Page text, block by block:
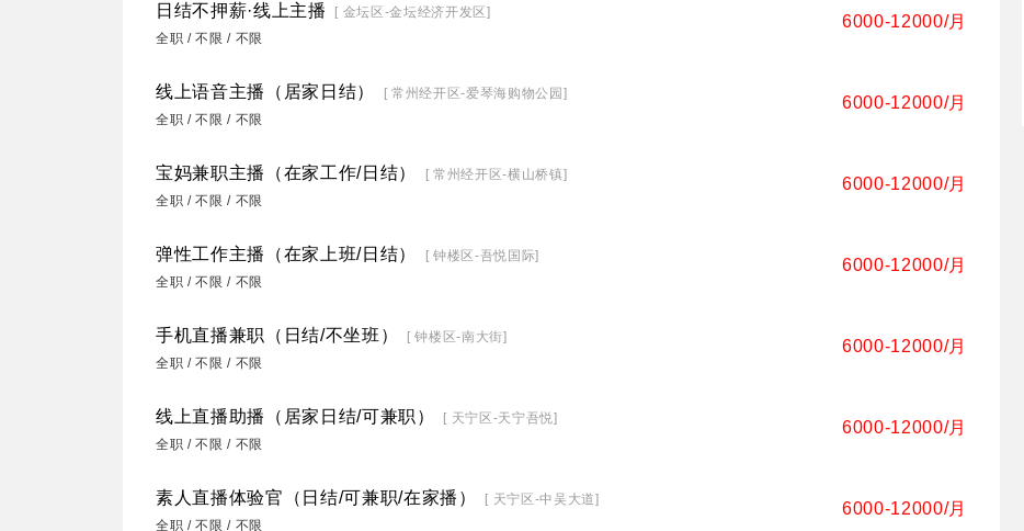
6000-12000/月
日结不押薪·线上主播
[ 金坛区-金坛经济开发区]
全职 / 不限 / 不限
6000-12000/月
线上语音主播（居家日结）
[ 常州经开区-爱琴海购物公园]
全职 / 不限 / 不限
6000-12000/月
宝妈兼职主播（在家工作/日结）
[ 常州经开区-横山桥镇]
全职 / 不限 / 不限
6000-12000/月
弹性工作主播（在家上班/日结）
[ 钟楼区-吾悦国际]
全职 / 不限 / 不限
6000-12000/月
手机直播兼职（日结/不坐班）
[ 钟楼区-南大街]
全职 / 不限 / 不限
6000-12000/月
线上直播助播（居家日结/可兼职）
[ 天宁区-天宁吾悦]
全职 / 不限 / 不限
6000-12000/月
素人直播体验官（日结/可兼职/在家播）
[ 天宁区-中吴大道]
全职 / 不限 / 不限